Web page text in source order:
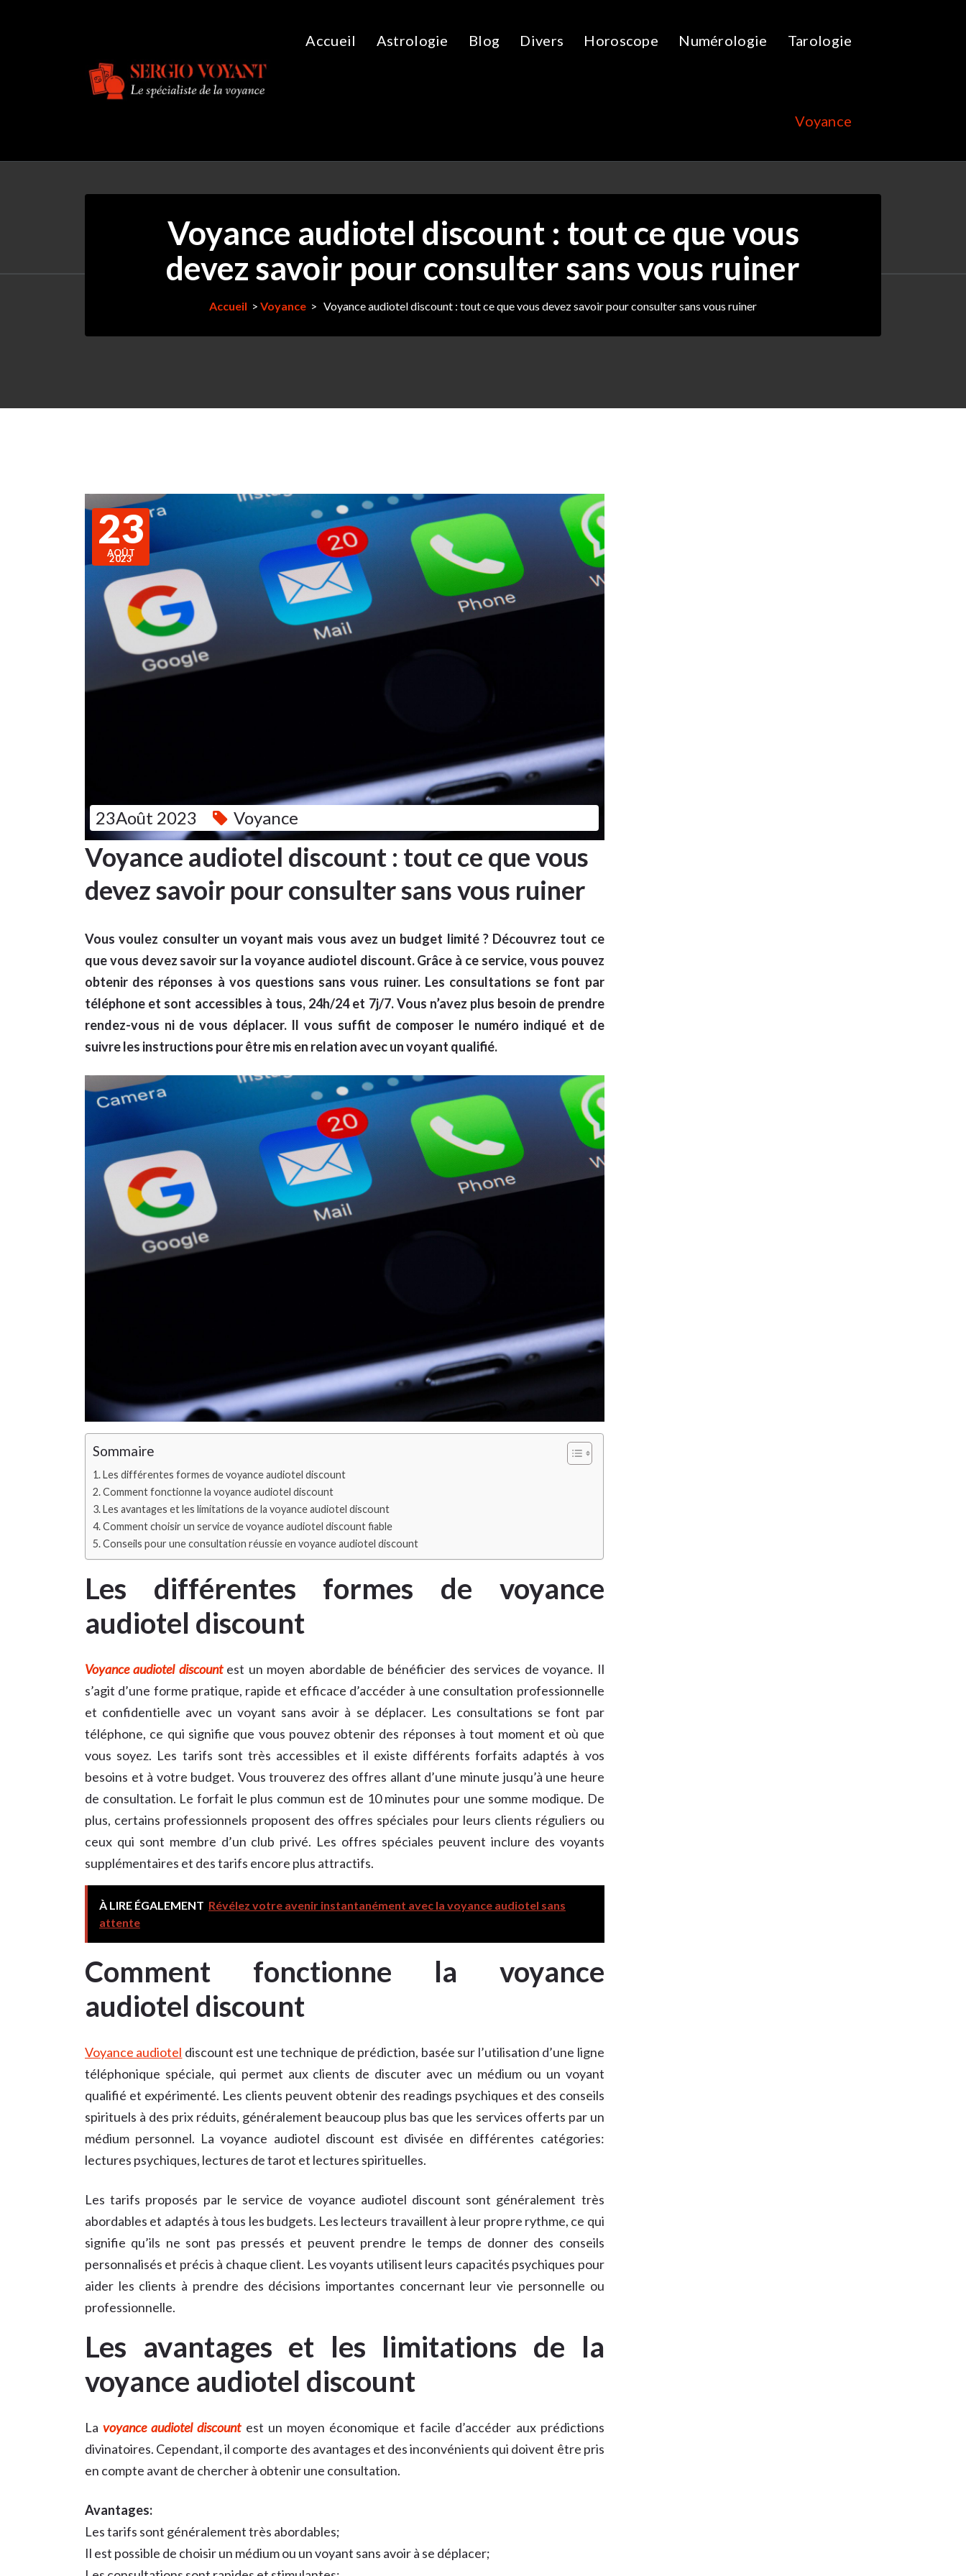
Accueil Astrologie Blog Divers Horoscope Numérologie Tarologie
Voyance
Voyance audiotel discount : tout ce que vous
devez savoir pour consulter sans vous ruiner
Accueil >Voyance > Voyance audiotel discount : tout ce que vous devez savoir pour consulter sans vous ruiner
23
AOÛT
2023
23Août 2023 Voyance
Voyance audiotel discount : tout ce que vous
devez savoir pour consulter sans vous ruiner
Vous voulez consulter un voyant mais vous avez un budget limité ? Découvrez tout ce
que vous devez savoir sur la voyance audiotel discount. Grâce à ce service, vous pouvez
obtenir des réponses à vos questions sans vous ruiner. Les consultations se font par
téléphone et sont accessibles à tous, 24h/24 et 7j/7. Vous n’avez plus besoin de prendre
rendez-vous ni de vous déplacer. Il vous suffit de composer le numéro indiqué et de
suivre les instructions pour être mis en relation avec un voyant qualifié.
Sommaire
Les différentes formes de voyance audiotel discount
Comment fonctionne la voyance audiotel discount
Les avantages et les limitations de la voyance audiotel discount
Comment choisir un service de voyance audiotel discount fiable
Conseils pour une consultation réussie en voyance audiotel discount
Les différentes formes de voyance
audiotel discount
Voyance audiotel discountest un moyen abordable de bénéficier des services de voyance. Il
s’agit d’une forme pratique, rapide et efficace d’accéder à une consultation professionnelle
et confidentielle avec un voyant sans avoir à se déplacer. Les consultations se font par
téléphone, ce qui signifie que vous pouvez obtenir des réponses à tout moment et où que
vous soyez. Les tarifs sont très accessibles et il existe différents forfaits adaptés à vos
besoins et à votre budget. Vous trouverez des offres allant d’une minute jusqu’à une heure
de consultation. Le forfait le plus commun est de 10 minutes pour une somme modique. De
plus, certains professionnels proposent des offres spéciales pour leurs clients réguliers ou
ceux qui sont membre d’un club privé. Les offres spéciales peuvent inclure des voyants
supplémentaires et des tarifs encore plus attractifs.
À LIRE ÉGALEMENT Révélez votre avenir instantanément avec la voyance audiotel sans
attente
Comment fonctionne la voyance
audiotel discount
Voyance audiotel discount est une technique de prédiction, basée sur l’utilisation d’une ligne
téléphonique spéciale, qui permet aux clients de discuter avec un médium ou un voyant
qualifié et expérimenté. Les clients peuvent obtenir des readings psychiques et des conseils
spirituels à des prix réduits, généralement beaucoup plus bas que les services offerts par un
médium personnel. La voyance audiotel discount est divisée en différentes catégories:
lectures psychiques, lectures de tarot et lectures spirituelles.
Les tarifs proposés par le service de voyance audiotel discount sont généralement très
abordables et adaptés à tous les budgets. Les lecteurs travaillent à leur propre rythme, ce qui
signifie qu’ils ne sont pas pressés et peuvent prendre le temps de donner des conseils
personnalisés et précis à chaque client. Les voyants utilisent leurs capacités psychiques pour
aider les clients à prendre des décisions importantes concernant leur vie personnelle ou
professionnelle.
Les avantages et les limitations de la
voyance audiotel discount
Lavoyance audiotel discountest un moyen économique et facile d’accéder aux prédictions
divinatoires. Cependant, il comporte des avantages et des inconvénients qui doivent être pris
en compte avant de chercher à obtenir une consultation.
Avantages:
Les tarifs sont généralement très abordables;
Il est possible de choisir un médium ou un voyant sans avoir à se déplacer;